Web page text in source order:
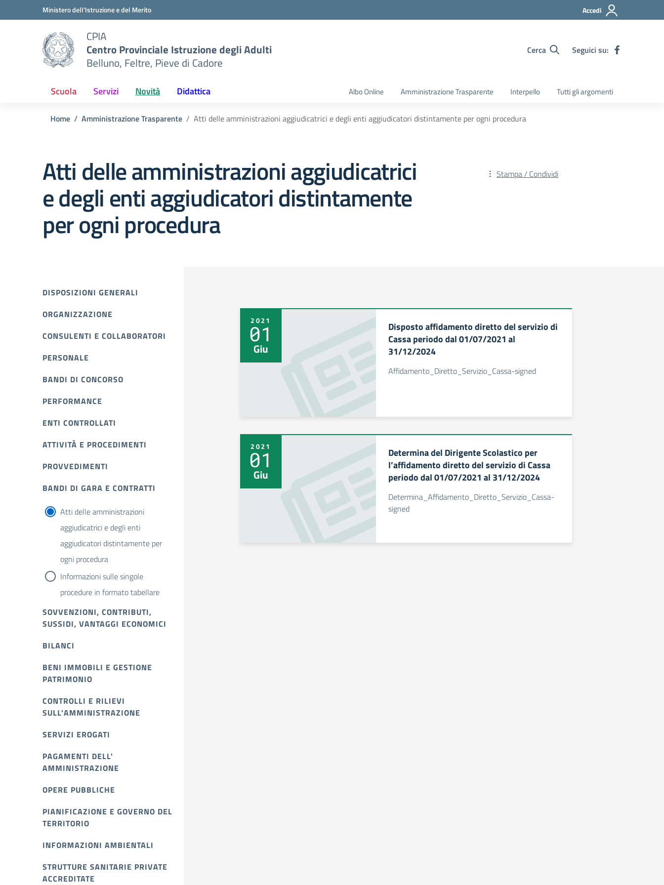
Vai ai contenuti
Vai al menu di navigazioneMinistero dell'Istruzione e del Merito Accedi
CPIA
Centro Provinciale Istruzione degli Adulti
Belluno, Feltre, Pieve di Cadore
Cerca Seguici su:
Scuola Servizi Novità Didattica Albo Online Amministrazione Trasparente Interpello Tutti gli argomenti
Home Amministrazione Trasparente Atti delle amministrazioni aggiudicatrici e degli enti aggiudicatori distintamente per ogni procedura
Atti delle amministrazioni aggiudicatrici
e degli enti aggiudicatori distintamente
per ogni procedura
Stampa / Condividi
DISPOSIZIONI GENERALI
ORGANIZZAZIONE
CONSULENTI E COLLABORATORI
PERSONALE
BANDI DI CONCORSO
PERFORMANCE
ENTI CONTROLLATI
ATTIVITÀ E PROCEDIMENTI
PROVVEDIMENTI
BANDI DI GARA E CONTRATTI
Atti delle amministrazioni
aggiudicatrici e degli enti
aggiudicatori distintamente per
ogni procedura
Informazioni sulle singole
procedure in formato tabellare
SOVVENZIONI, CONTRIBUTI,
SUSSIDI, VANTAGGI ECONOMICI
BILANCI
BENI IMMOBILI E GESTIONE
PATRIMONIO
CONTROLLI E RILIEVI
SULL'AMMINISTRAZIONE
SERVIZI EROGATI
PAGAMENTI DELL'
AMMINISTRAZIONE
OPERE PUBBLICHE
PIANIFICAZIONE E GOVERNO DEL
TERRITORIO
INFORMAZIONI AMBIENTALI
STRUTTURE SANITARIE PRIVATE
ACCREDITATE
2021
01
Giu
Disposto affidamento diretto del servizio di
Cassa periodo dal 01/07/2021 al
31/12/2024
Affidamento_Diretto_Servizio_Cassa-signed
2021
01
Giu
Determina del Dirigente Scolastico per
l’affidamento diretto del servizio di Cassa
periodo dal 01/07/2021 al 31/12/2024
Determina_Affidamento_Diretto_Servizio_Cassa-
signed